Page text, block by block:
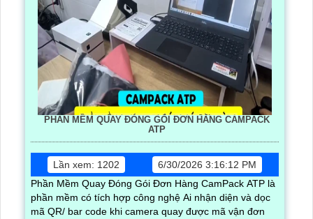
PHẦN MỀM QUAY ĐÓNG GÓI ĐƠN HÀNG CAMPACK
ATP
Lần xem: 1202
6/30/2026 3:16:12 PM
Phần Mềm Quay Đóng Gói Đơn Hàng CamPack ATP là
phần mềm có tích hợp công nghệ Ai nhận diện và dọc
mã QR/ bar code khi camera quay được mã vận đơn